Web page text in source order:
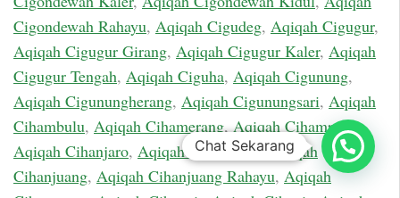
Cigondewah Rahayu, Aqiqah Cigudeg, Aqiqah Cigugur,
Aqiqah Cigugur Girang, Aqiqah Cigugur Kaler, Aqiqah
Cigugur Tengah, Aqiqah Ciguha, Aqiqah Cigunung,
Aqiqah Cigunungherang, Aqiqah Cigunungsari, Aqiqah
Cihambulu, Aqiqah Cihamerang,Aqiqah Cihampelas,
Aqiqah Cihanjaro, Aqiqah Cihanjawar,Aqiqah
Cihanjuang, Aqiqah Cihanjuang Rahayu, Aqiqah
Chat Sekarang